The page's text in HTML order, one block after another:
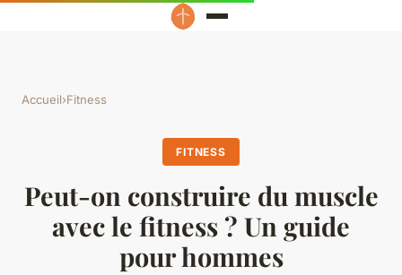
Accueil›Fitness
FITNESS
Peut-on construire du muscle
avec le fitness ? Un guide
pour hommes